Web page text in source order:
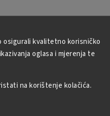
osigurali kvalitetno korisničko
oglasa i mjerenja te
na korištenje kolačića.